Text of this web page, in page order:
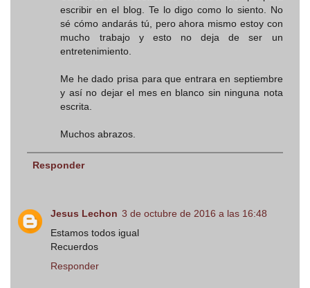
escribir en el blog. Te lo digo como lo siento. No
sé cómo andarás tú, pero ahora mismo estoy con
mucho trabajo y esto no deja de ser un
entretenimiento.
Me he dado prisa para que entrara en septiembre
y así no dejar el mes en blanco sin ninguna nota
escrita.
Muchos abrazos.
Responder
Jesus Lechon 3 de octubre de 2016 a las 16:48
Estamos todos igual
Recuerdos
Responder